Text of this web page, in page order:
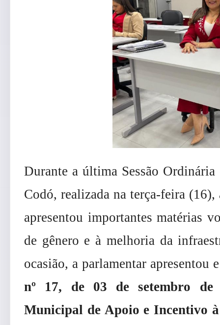
Durante a última Sessão
Codó, realizada na terça-feira
apresentou importantes matérias
de gênero e à melhoria da
ocasião, a parlamentar apresentou
nº 17, de 03 de setembro de
Municipal de Apoio e Incentivo